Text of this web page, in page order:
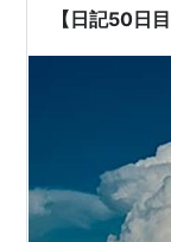
からの連動し
【日記50日